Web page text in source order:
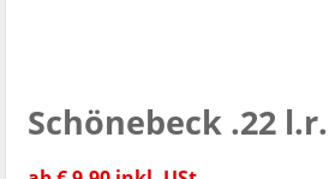
Schönebeck .22